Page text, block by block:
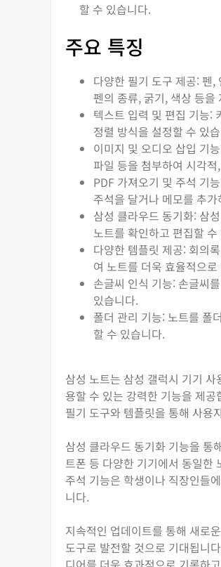
할 수 있습니다.
주요 특징
다양한 필기 도구 제공: 펜
펜의 종류, 굵기, 색상 등
텍스트 입력 및 편집 기능:
정렬 방식을 설정할 수 있
이미지 및 오디오 삽입 기
파일 등을 첨부하여 시각
PDF 가져오기 및 주석 기
주석을 달거나 메모를 추
삼성 클라우드 동기화: 삼
노트를 확인하고 편집할
다양한 템플릿 제공: 회의
여 노트를 더욱 효율적으
손글씨 인식 기능: 손글씨
있습니다.
폴더 관리 기능: 노트를 폴
할 수 있습니다.
삼성 노트는 삼성 갤럭시 기기
용할 수 있는 강력한 기능을 제
필기 도구와 템플릿을 통해 사용
삼성 클라우드 동기화 기능을 통
트폰 등 다양한 기기에서 동일한
주석 기능은 학생이나 직장인들
니다.
지속적인 업데이트를 통해 새로
도구로 발전할 것으로 기대됩니